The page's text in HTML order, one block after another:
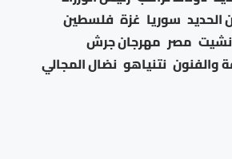
الحديد سوريا غزة فلسطين
مصر مهرجان جرش
والفنون نتنياهو نضال المجالي